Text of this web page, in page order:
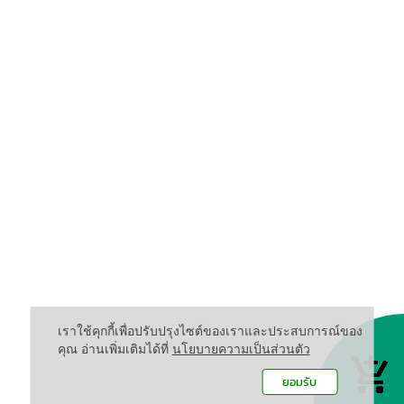
เราใช้คุกกี้เพื่อปรับปรุงไซต์ของเราและประสบการณ์ของ
คุณ อ่านเพิ่มเติมได้ที่ นโยบายความเป็นส่วนตัว
ยอมรับ